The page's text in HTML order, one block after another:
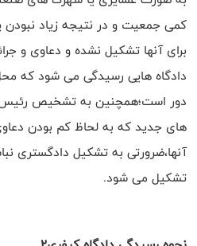
کمی جمعیت و در نتیجه زیاد نبودن
برای آنها تشکیل نشده و دعاوی و
دادگاه هایی رسیدگی می شود که
دور است؛همچنین به تشخیص رئیس
های جدید که به لحاظ کم بودن
آنها،ضرورتی به تشکیل دادگستری
تشکیل می شود.